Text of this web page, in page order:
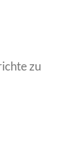
zu